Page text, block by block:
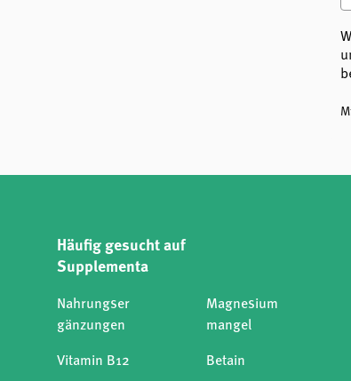
Häufig gesucht auf
Supplementa
Nahrungser
gänzungen
Vitamin B12
Magnesium
mangel
Betain